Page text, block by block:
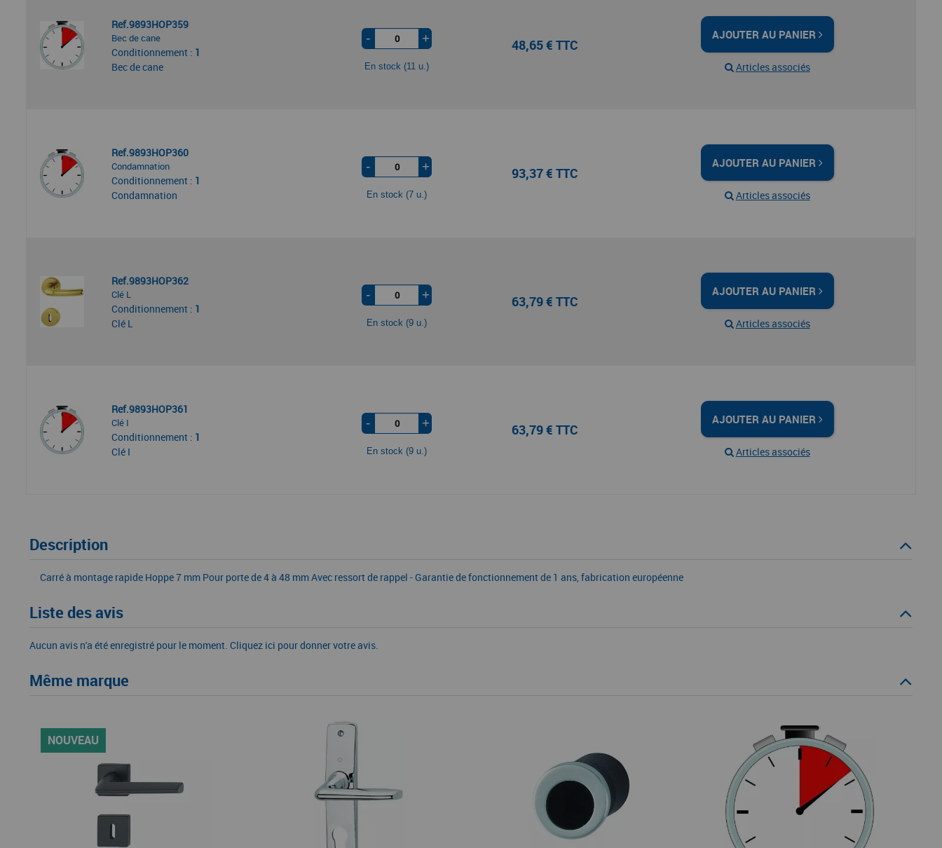
Ref.9893HOP359
Bec de cane
Conditionnement : 1
Bec de cane
- +
En stock (11 u.)
48,65 € TTC
AJOUTER AU PANIER
Articles associés
Ref.9893HOP360
Condamnation
Conditionnement : 1
Condamnation
- +
En stock (7 u.)
93,37 € TTC
AJOUTER AU PANIER
Articles associés
Ref.9893HOP362
Clé L
Conditionnement : 1
Clé L
- +
En stock (9 u.)
63,79 € TTC
AJOUTER AU PANIER
Articles associés
Ref.9893HOP361
Clé I
Conditionnement : 1
Clé I
- +
En stock (9 u.)
63,79 € TTC
AJOUTER AU PANIER
Articles associés
Description
Carré à montage rapide Hoppe 7 mm Pour porte de 4 à 48 mm Avec ressort de rappel - Garantie de fonctionnement de 1 ans, fabrication européenne
Liste des avis
Aucun avis n'a été enregistré pour le moment. Cliquez ici pour donner votre avis.
Même marque
NOUVEAU